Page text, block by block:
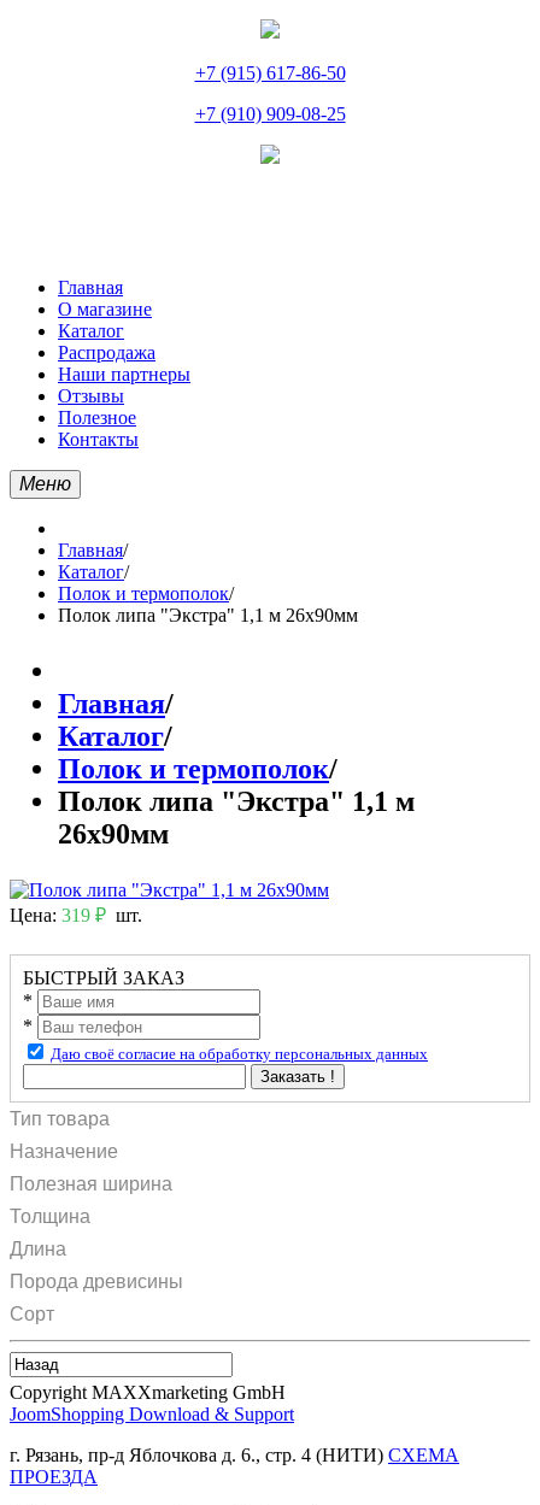
+7 (915) 617-86-50
+7 (910) 909-08-25
Главная
О магазине
Каталог
Распродажа
Наши партнеры
Отзывы
Полезное
Контакты
Меню
Главная/
Каталог/
Полок и термополок/
Полок липа "Экстра" 1,1 м 26х90мм
Главная/
Каталог/
Полок и термополок/
Полок липа "Экстра" 1,1 м
26х90мм
Цена: 319 ₽ шт.
БЫСТРЫЙ ЗАКАЗ
*
*
Даю своё согласие на обработку персональных данных
Заказать !
Тип товара
Назначение
Полезная ширина
Толщина
Длина
Порода древисины
Сорт
Copyright MAXXmarketing GmbH
JoomShopping Download & Support
г. Рязань, пр-д Яблочкова д. 6., стр. 4 (НИТИ) СХЕМА
ПРОЕЗДА